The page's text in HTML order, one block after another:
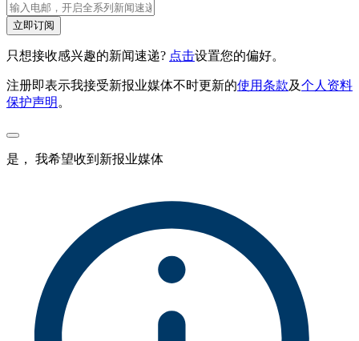
立即订阅
只想接收感兴趣的新闻速递? 点击设置您的偏好。
注册即表示我接受新报业媒体不时更新的使用条款及个人资料
保护声明 。
是， 我希望收到新报业媒体